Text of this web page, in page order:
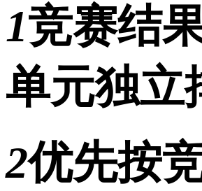
1竞赛结
单元独立
2优先按